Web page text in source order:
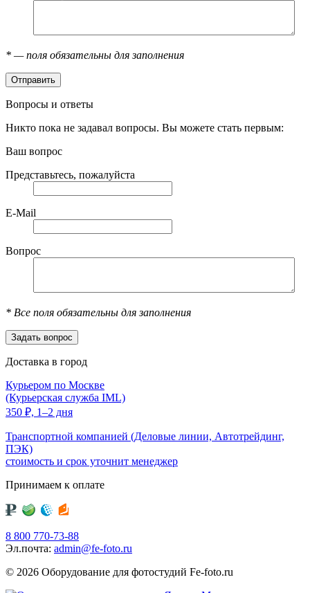
* — поля обязательны для заполнения
Вопросы и ответы
Никто пока не задавал вопросы. Вы можете стать первым:
Ваш вопрос
Представьтесь, пожалуйста
E-Mail
Вопрос
* Все поля обязательны для заполнения
Доставка в город
Курьером по Москве
(Курьерская служба IML)
350 ₽, 1–2 дня
Транспортной компанией (Деловые линии, Автотрейдинг,
ПЭК)
стоимость и срок уточнит менеджер
Принимаем к оплате
8 800 770-73-88
Эл.почта: admin@fe-foto.ru
© 2026 Оборудование для фотостудий Fe-foto.ru